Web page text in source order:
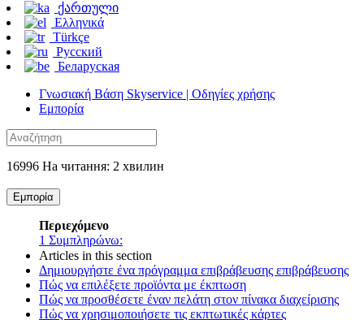
ქართული
Ελληνικά
Türkçe
Русский
Беларуская
Γνωσιακή Βάση Skyservice | Οδηγίες χρήσης
Εμπορία
16996 На читання: 2 хвилин
Εμπορία
Περιεχόμενο
1 Συμπληρώνω:
Articles in this section
Δημιουργήστε ένα πρόγραμμα επιβράβευσης επιβράβευσης
Πώς να επιλέξετε προϊόντα με έκπτωση
Πώς να προσθέσετε έναν πελάτη στον πίνακα διαχείρισης
Πώς να χρησιμοποιήσετε τις εκπτωτικές κάρτες